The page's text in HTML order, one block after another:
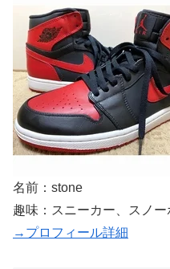
名前：stone
趣味：スニーカー、スノー
→プロフィール詳細